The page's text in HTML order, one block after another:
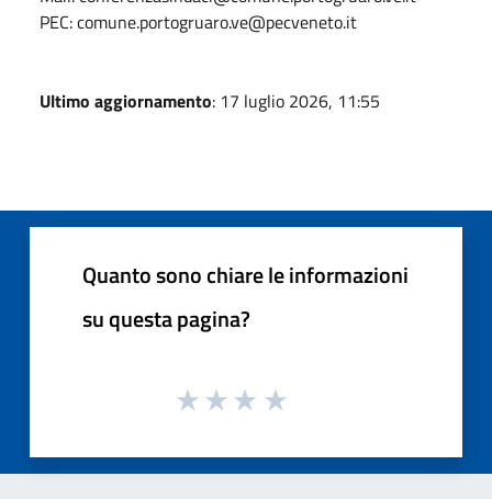
PEC: comune.portogruaro.ve@pecveneto.it
Ultimo aggiornamento: 17 luglio 2026, 11:55
Quanto sono chiare le informazioni
su questa pagina?